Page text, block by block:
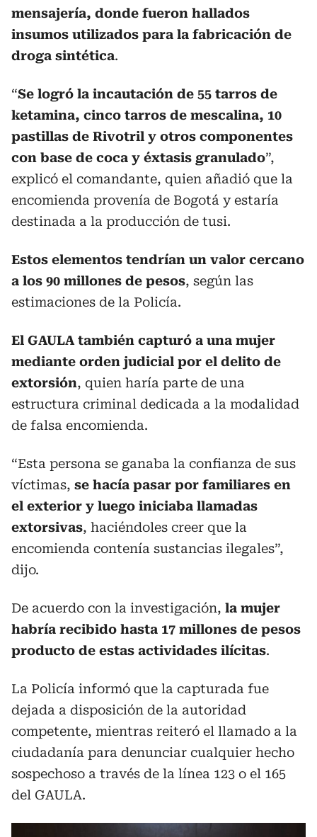
mensajería, donde fueron hallados
insumos utilizados para la fabricación de
droga sintética.
“Se logró la incautación de 55 tarros de
ketamina, cinco tarros de mescalina, 10
pastillas de Rivotril y otros componentes
con base de coca y éxtasis granulado”,
explicó el comandante, quien añadió que la
encomienda provenía de Bogotá y estaría
destinada a la producción de tusi.
Estos elementos tendrían un valor cercano
a los 90 millones de pesos, según las
estimaciones de la Policía.
El GAULA también capturó a una mujer
mediante orden judicial por el delito de
extorsión, quien haría parte de una
estructura criminal dedicada a la modalidad
de falsa encomienda.
“Esta persona se ganaba la confianza de sus
víctimas, se hacía pasar por familiares en
el exterior y luego iniciaba llamadas
extorsivas, haciéndoles creer que la
encomienda contenía sustancias ilegales”,
dijo.
De acuerdo con la investigación, la mujer
habría recibido hasta 17 millones de pesos
producto de estas actividades ilícitas.
La Policía informó que la capturada fue
dejada a disposición de la autoridad
competente, mientras reiteró el llamado a la
ciudadanía para denunciar cualquier hecho
sospechoso a través de la línea 123 o el 165
del GAULA.